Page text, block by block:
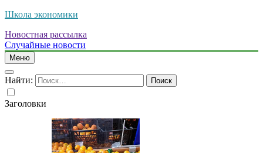
Школа экономики
Новостная рассылка
Случайные новости
Меню
Найти:
Заголовки